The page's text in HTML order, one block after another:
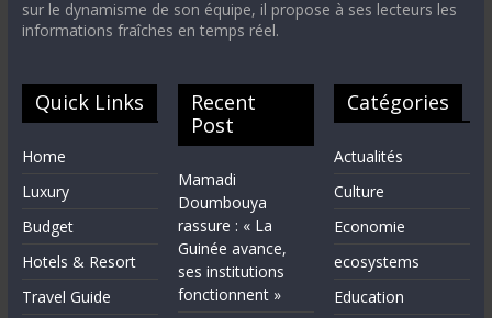
sur le dynamisme de son équipe, il propose à ses lecteurs les
informations fraîches en temps réel.
Quick Links
Home
Luxury
Budget
Hotels & Resort
Travel Guide
Recent
Post
Mamadi
Doumbouya
rassure : « La
Guinée avance,
ses institutions
fonctionnent »
Catégories
Actualités
Culture
Economie
ecosystems
Education